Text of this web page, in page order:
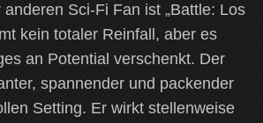
Sci-Fi Fan ist „Battle: Los
kein totaler Reinfall, aber es
an Potential verschenkt. Der
spannender und packender
Setting. Er wirkt stellenweise